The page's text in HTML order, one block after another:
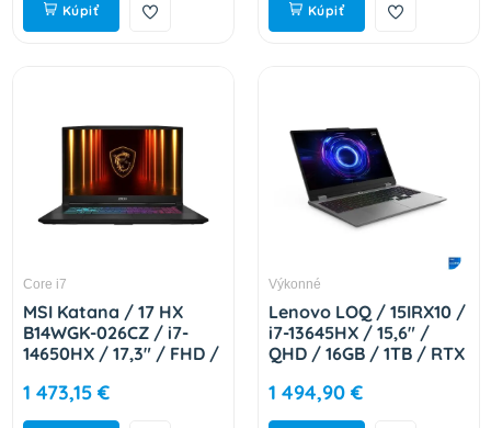
Kúpiť Kúpiť
Core i7
MSI Katana / 17 HX
B14WGK-026CZ / i7-
14650HX / 17,3" / FHD /
W11H / Black / 2R 9S7-
17L791-026
1 473,15 €
Výkonné
Lenovo LOQ / 15IRX10 /
i7-13645HX / 15,6" /
QHD / 16GB / 1TB / RTX
2R 83JE01C4CK
1 494,90 €